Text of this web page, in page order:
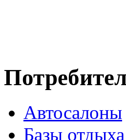
Автосалоны
Базы отдыха